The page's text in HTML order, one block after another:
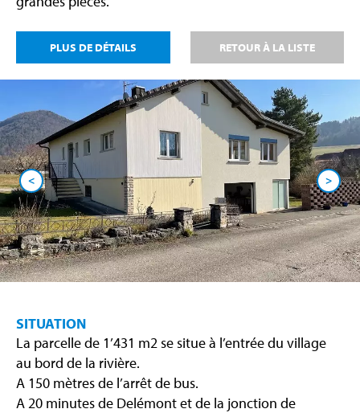
PLUS DE DÉTAILS RETOUR À LA LISTE
< >
SITUATION
La parcelle de 1’431 m2 se situe à l’entrée du village
au bord de la rivière.
A 150 mètres de l’arrêt de bus.
A 20 minutes de Delémont et de la jonction de